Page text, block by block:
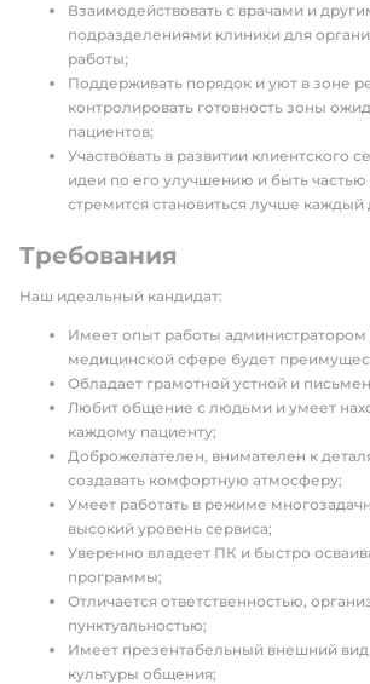
Взаимодействовать с врачами и
подразделениями клиники для
работы;
Поддерживать порядок и уют в зоне
контролировать готовность зоны
пациентов;
Участвовать в развитии клиентского
идеи по его улучшению и быть
стремится становиться лучше каждый
Требования
Наш идеальный кандидат:
Имеет опыт работы администратором
медицинской сфере будет
Обладает грамотной устной и
Любит общение с людьми и умеет
каждому пациенту;
Доброжелателен, внимателен к
создавать комфортную атмосферу;
Умеет работать в режиме
высокий уровень сервиса;
Уверенно владеет ПК и быстро
программы;
Отличается ответственностью,
пунктуальностью;
Имеет презентабельный внешний
культуры общения;